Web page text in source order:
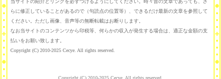
当サイトの紹介とリンクを必ずつけるようにしてください。時々昔の文章であっても、さ
らに修正していることがあるので（句読点の位置等）、できるだけ最新の文章を参照して
ください。ただし画像、音声等の無断転載はお断りします。
なお当サイトのコンテンツから印税等、何らかの収入が発生する場合は、適正な金額の支
払いをお願い致します。
Copyright (C) 2010-2025 Cecye. All rights reserved.
Copyright (C) 2010-2025 Cecye. All rights reserved.